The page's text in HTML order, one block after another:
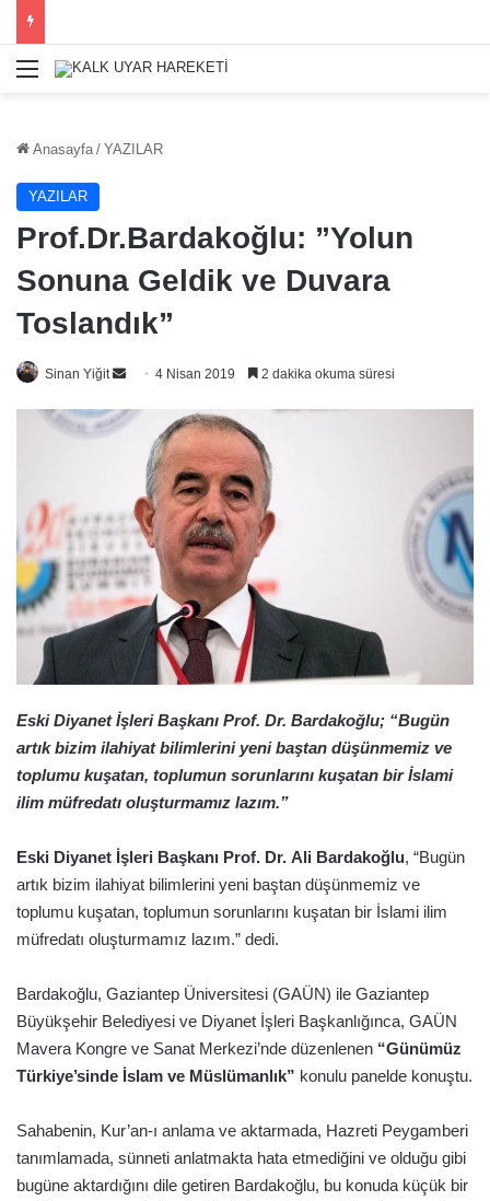
Menü
Anasayfa / YAZILAR
YAZILAR
Prof.Dr.Bardakoğlu: ”Yolun
Sonuna Geldik ve Duvara
Toslandık”
Sinan Yiğit
Bir
posta
göndermek
4 Nisan 2019 2 dakika okuma süresi
Eski Diyanet İşleri Başkanı Prof. Dr. Bardakoğlu; “Bugün
artık bizim ilahiyat bilimlerini yeni baştan düşünmemiz ve
toplumu kuşatan, toplumun sorunlarını kuşatan bir İslami
ilim müfredatı oluşturmamız lazım.”
Eski Diyanet İşleri Başkanı Prof. Dr. Ali Bardakoğlu, “Bugün
artık bizim ilahiyat bilimlerini yeni baştan düşünmemiz ve
toplumu kuşatan, toplumun sorunlarını kuşatan bir İslami ilim
müfredatı oluşturmamız lazım.” dedi.
Bardakoğlu, Gaziantep Üniversitesi (GAÜN) ile Gaziantep
Büyükşehir Belediyesi ve Diyanet İşleri Başkanlığınca, GAÜN
Mavera Kongre ve Sanat Merkezi’nde düzenlenen “Günümüz
Türkiye’sinde İslam ve Müslümanlık” konulu panelde konuştu.
Sahabenin, Kur’an-ı anlama ve aktarmada, Hazreti Peygamberi
tanımlamada, sünneti anlatmakta hata etmediğini ve olduğu gibi
bugüne aktardığını dile getiren Bardakoğlu, bu konuda küçük bir